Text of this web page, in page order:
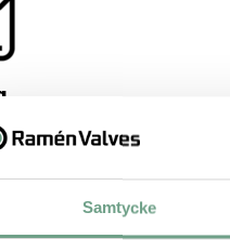
Samtycke
Kraftigt slitage på
och ventilsätet.